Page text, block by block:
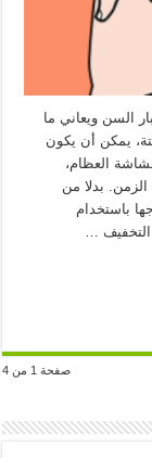
السن ويعاني ما
يمكن أن يكون
العظام،
بدلا من
باستخدام
…
صفحة 1 من 4